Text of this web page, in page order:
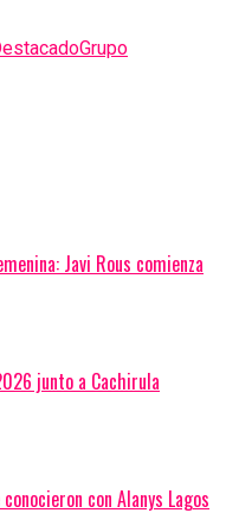
Grupo
Javi Rous comienza
junto a Cachirula
con Alanys Lagos